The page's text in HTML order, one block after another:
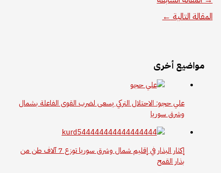
المقالة التالية ←
مواضيع أخرى
علي حجو: الاحتلال التركي يسعى لضرب القوى الفاعلة بشمال
وشرق سوريا
إكثار البذار في إقليم شمال وشرق سوريا توزع 7 آلاف طن من
بذار القمح